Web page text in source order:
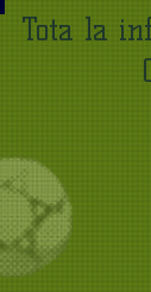
Tota la